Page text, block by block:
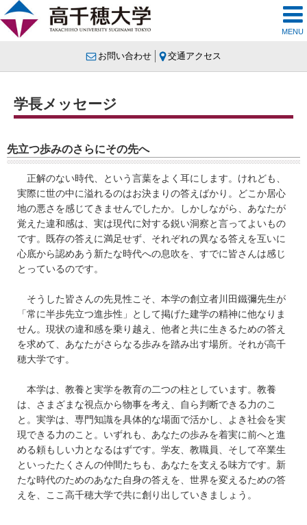
MENU
お問い合わせ 交通アクセス
学長メッセージ
先立つ歩みのさらにその先へ
正解のない時代、という言葉をよく耳にします。けれども、
実際に世の中に溢れるのはお決まりの答えばかり。どこか居心
地の悪さを感じてきませんでしたか。しかしながら、あなたが
覚えた違和感は、実は現代に対する鋭い洞察と言ってよいもの
です。既存の答えに満足せず、それぞれの異なる答えを互いに
心底から認めあう新たな時代への息吹を、すでに皆さんは感じ
とっているのです。
そうした皆さんの先見性こそ、本学の創立者川田鐵彌先生が
「常に半歩先立つ進歩性」として掲げた建学の精神に他なりま
せん。現状の違和感を乗り越え、他者と共に生きるための答え
を求めて、あなたがさらなる歩みを踏み出す場所。それが高千
穂大学です。
本学は、教養と実学を教育の二つの柱としています。教養
は、さまざまな視点から物事を考え、自ら判断できる力のこ
と。実学は、専門知識を具体的な場面で活かし、よき社会を実
現できる力のこと。いずれも、あなたの歩みを着実に前へと進
める頼もしい力となるはずです。学友、教職員、そして卒業生
といったたくさんの仲間たちも、あなたを支える味方です。新
たな時代のためのあなた自身の答えを、世界を変えるための答
えを、ここ高千穂大学で共に創り出していきましょう。